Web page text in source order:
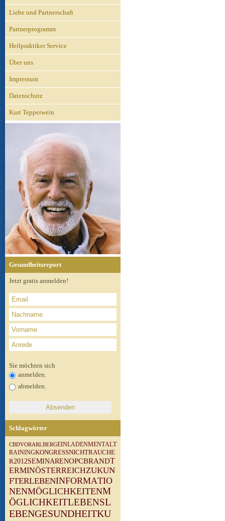
Liebe und Partnerschaft
Partnerprogramm
Heilpraktiker Service
Über uns
Impressum
Datenschutz
Kurt Tepperwein
Gesundheitsreport
Jetzt gratis anmelden!
Sie möchten sich
anmelden.
abmelden.
Schlagwörter
CBDVORARLBERGEINLADENMENTALT
RAININGKONGRESSNICHTRAUCHE
R2012SEMINARENOPCBRANDT
ERMINÖSTERREICHZUKUN
FTERLEBENINFORMATIO
NENMÖGLICHKEITENM
ÖGLICHKEITLEBENSL
EBENGESUNDHEITKU